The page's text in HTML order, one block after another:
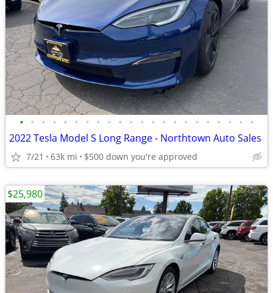
• • • • • • • • • • • • • • • • • • • • • •
2022 Tesla Model S Long Range - Northtown Auto Sales
7/21 63k mi $500 down you're approved
$25,980